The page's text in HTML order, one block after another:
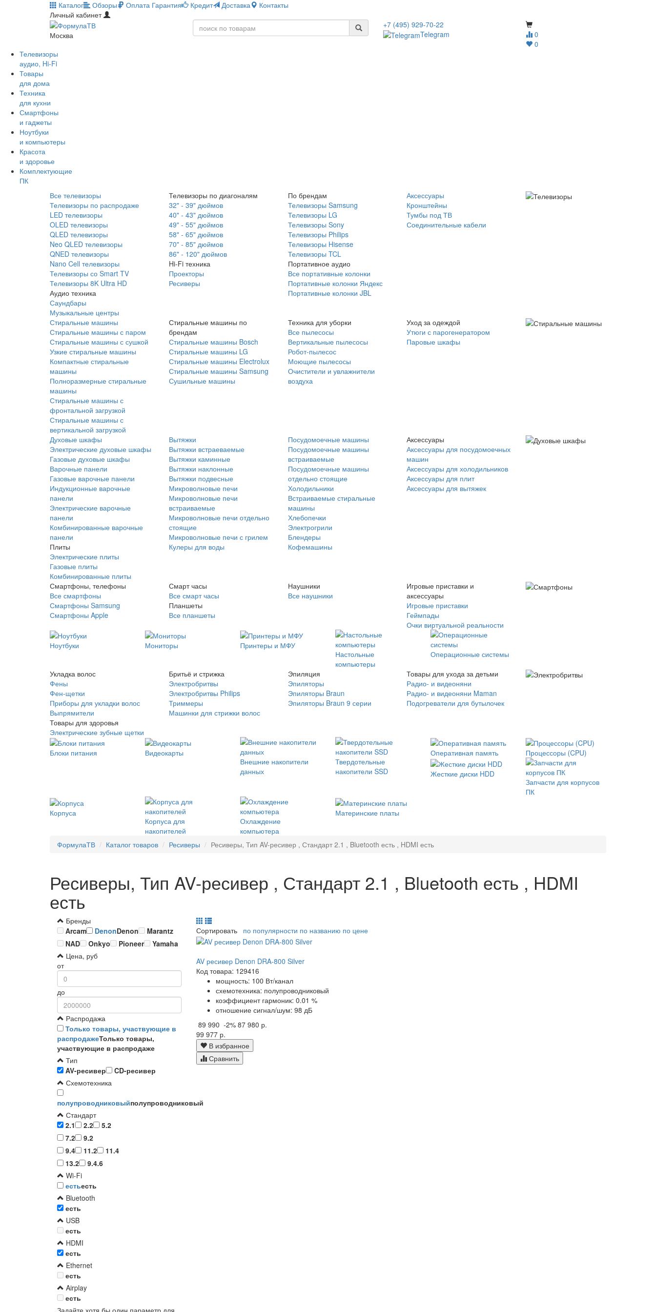
Каталог Обзоры Оплата Гарантия Кредит Доставка
Контакты
Личный кабинет
Москва
0
0
+7 (495) 929-70-22
Telegram
Телевизоры
аудио, Hi-Fi
Товары
для дома
Техника
для кухни
Смартфоны
и гаджеты
Ноутбуки
и компьютеры
Красота
и здоровье
Комплектующие
ПК
Все телевизоры
Телевизоры по распродаже
LED телевизоры
OLED телевизоры
QLED телевизоры
Neo QLED телевизоры
QNED телевизоры
Nano Cell телевизоры
Телевизоры со Smart TV
Телевизоры 8K Ultra HD
Аудио техника
Саундбары
Музыкальные центры
Телевизоры по диагоналям
32" - 39" дюймов
40" - 43" дюймов
49" - 55" дюймов
58" - 65" дюймов
70" - 85" дюймов
86" - 120" дюймов
Hi-Fi техника
Проекторы
Ресиверы
По брендам
Телевизоры Samsung
Телевизоры LG
Телевизоры Sony
Телевизоры Philips
Телевизоры Hisense
Телевизоры TCL
Портативное аудио
Все портативные колонки
Портативные колонки Яндекс
Портативные колонки JBL
Аксессуары
Кронштейны
Тумбы под ТВ
Соединительные кабели
Стиральные машины
Стиральные машины с паром
Стиральные машины с сушкой
Узкие стиральные машины
Компактные стиральные
машины
Полноразмерные стиральные
машины
Стиральные машины с
фронтальной загрузкой
Стиральные машины с
вертикальной загрузкой
Стиральные машины по
брендам
Стиральные машины Bosch
Стиральные машины LG
Стиральные машины Electrolux
Стиральные машины Samsung
Сушильные машины
Техника для уборки
Все пылесосы
Вертикальные пылесосы
Робот-пылесос
Моющие пылесосы
Очистители и увлажнители
воздуха
Уход за одеждой
Утюги с парогенератором
Паровые шкафы
Духовые шкафы
Электрические духовые шкафы
Газовые духовые шкафы
Варочные панели
Газовые варочные панели
Индукционные варочные
панели
Электрические варочные
панели
Комбинированные варочные
панели
Плиты
Электрические плиты
Газовые плиты
Комбинированные плиты
Вытяжки
Вытяжки встраеваемые
Вытяжки каминные
Вытяжки наклонные
Вытяжки подвесные
Микроволновые печи
Микроволновые печи
встраиваемые
Микроволновые печи отдельно
стоящие
Микроволновые печи с грилем
Кулеры для воды
Посудомоечные машины
Посудомоечные машины
встраиваемые
Посудомоечные машины
отдельно стоящие
Холодильники
Встраиваемые стиральные
машины
Хлебопечки
Электрогрили
Блендеры
Кофемашины
Аксессуары
Аксессуары для посудомоечных
машин
Аксессуары для холодильников
Аксессуары для плит
Аксессуары для вытяжек
Смартфоны, телефоны
Все смартфоны
Смартфоны Samsung
Смартфоны Apple
Смарт часы
Все смарт часы
Планшеты
Все планшеты
Наушники
Все наушники
Игровые приставки и
аксессуары
Игровые приставки
Геймпады
Очки виртуальной реальности
Ноутбуки Мониторы
Принтеры и МФУ
Настольные
компьютеры
Операционные системы
Укладка волос
Фены
Фен-щетки
Приборы для укладки волос
Выпрямители
Товары для здоровья
Электрические зубные щетки
Бритьё и стрижка
Электробритвы
Электробритвы Philips
Триммеры
Машинки для стрижки волос
Эпиляция
Эпиляторы
Эпиляторы Braun
Эпиляторы Braun 9 серии
Товары для ухода за детьми
Радио- и видеоняни
Радио- и видеоняни Maman
Подогреватели для бутылочек
Блоки питания
Видеокарты
Внешние накопители
данных
Твердотельные
накопители SSD
Оперативная память Процессоры (CPU)
Жесткие диски HDD
Запчасти для корпусов
ПК
Корпуса
Корпуса для
накопителей
Охлаждение
компьютера
Материнские платы
ФормулаТВ Каталог товаров Ресиверы Ресиверы, Тип AV-ресивер , Стандарт 2.1 , Bluetooth есть , HDMI есть
Ресиверы, Тип AV-ресивер , Стандарт 2.1 , Bluetooth есть , HDMI
есть
Бренды
Arcam
DenonDenon
Marantz
NAD
Onkyo Pioneer
Yamaha
Цена, руб
от
до
Распродажа
Только товары, участвующие в
распродажеТолько товары,
участвующие в распродаже
Тип
AV-ресивер
CD-ресивер
Схемотехника
полупроводниковыйполупроводниковый
Стандарт
2.1
2.2
5.2
7.2
9.2
9.4
11.2
11.4
13.2
9.4.6
Wi-Fi
естьесть
Bluetooth
есть
USB
есть
HDMI
есть
Ethernet
есть
Airplay
есть
Сортировать по популярности по названию по цене
AV ресивер Denon DRA-800 Silver
Код товара: 129416
мощность: 100 Вт/канал
схемотехника: полупроводниковый
коэффициент гармоник: 0.01 %
отношение сигнал/шум: 98 дБ
89 990 -2% 87 980 р.
99 977 р.
В избранное
Сравнить